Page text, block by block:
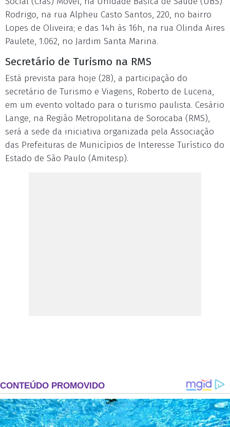
Rodrigo, na rua Alpheu Casto Santos, 220, no bairro
Lopes de Oliveira; e das 14h às 16h, na rua Olinda Aires
Paulete, 1.062, no Jardim Santa Marina.
Secretário de Turismo na RMS
Está prevista para hoje (28), a participação do
secretário de Turismo e Viagens, Roberto de Lucena,
em um evento voltado para o turismo paulista. Cesário
Lange, na Região Metropolitana de Sorocaba (RMS),
será a sede da iniciativa organizada pela Associação
das Prefeituras de Municípios de Interesse Turístico do
Estado de São Paulo (Amitesp).